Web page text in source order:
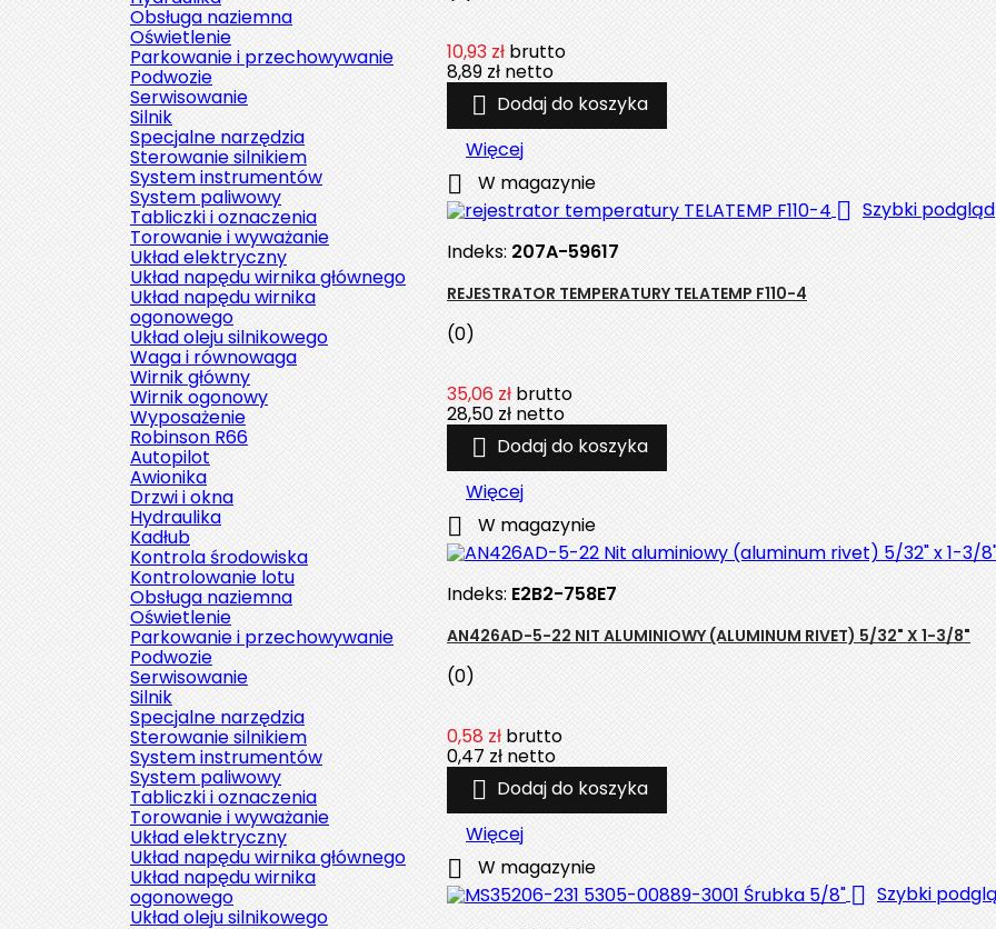
Obsługa naziemna
Oświetlenie
Parkowanie i przechowywanie
Podwozie
Serwisowanie
Silnik
Specjalne narzędzia
Sterowanie silnikiem
System instrumentów
System paliwowy
Tabliczki i oznaczenia
Torowanie i wyważanie
Układ elektryczny
Układ napędu wirnika głównego
Układ napędu wirnika
ogonowego
Układ oleju silnikowego
Waga i równowaga
Wirnik główny
Wirnik ogonowy
Wyposażenie
Robinson R66
Autopilot
Awionika
Drzwi i okna
Hydraulika
Kadłub
Kontrola środowiska
Kontrolowanie lotu
Obsługa naziemna
Oświetlenie
Parkowanie i przechowywanie
Podwozie
Serwisowanie
Silnik
Specjalne narzędzia
Sterowanie silnikiem
System instrumentów
System paliwowy
Tabliczki i oznaczenia
Torowanie i wyważanie
Układ elektryczny
Układ napędu wirnika głównego
Układ napędu wirnika
ogonowego
Układ oleju silnikowego
10,93 zł brutto
8,89 zł netto
 Dodaj do koszyka
Więcej
 W magazynie
 Szybki podgląd
Indeks: 207A-59617
REJESTRATOR TEMPERATURY TELATEMP F110-4
(0)
35,06 zł brutto
28,50 zł netto
 Dodaj do koszyka
Więcej
 W magazynie
Indeks: E2B2-758E7
AN426AD-5-22 NIT ALUMINIOWY (ALUMINUM RIVET) 5/32" X 1-3/8"
(0)
0,58 zł brutto
0,47 zł netto
 Dodaj do koszyka
Więcej
 W magazynie
 Szybki